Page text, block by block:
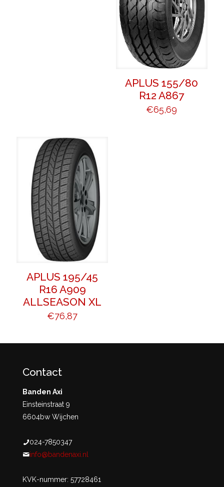
APLUS 155/80
R12 A867
€65,69
APLUS 195/45
R16 A909
ALLSEASON XL
€76,87
Contact
Banden Axi
Einsteinstraat 9
6604bw Wijchen
024-7850347
info@bandenaxi.nl
KVK-nummer: 57728461